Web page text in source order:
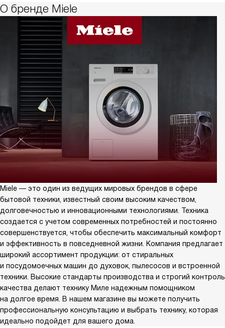
О бренде Miele
Miele — это один из ведущих мировых брендов в сфере
бытовой техники, известный своим высоким качеством,
долговечностью и инновационными технологиями. Техника
создается с учетом современных потребностей и постоянно
совершенствуется, чтобы обеспечить максимальный комфорт
и эффективность в повседневной жизни. Компания предлагает
широкий ассортимент продукции: от стиральных
и посудомоечных машин до духовок, пылесосов и встроенной
техники. Высокие стандарты производства и строгий контроль
качества делают технику Миле надежным помощником
на долгое время. В нашем магазине вы можете получить
профессиональную консультацию и выбрать технику, которая
идеально подойдет для вашего дома.